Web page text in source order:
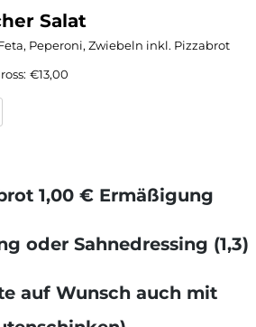
Salat
Peperoni, Zwiebeln inkl. Pizzabrot
€13,00
1,00 € Ermäßigung
oder Sahnedressing (1,3)
auf Wunsch auch mit